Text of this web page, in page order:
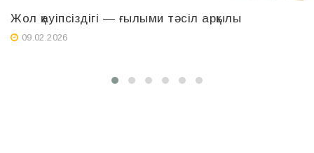
Жол қауіпсіздігі — ғылыми тәсіл арқылы
09.02.2026